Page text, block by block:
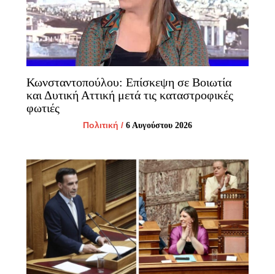
Κωνσταντοπούλου: Επίσκεψη σε Βοιωτία
και Δυτική Αττική μετά τις καταστροφικές
φωτιές
Πολιτική / 6 Αυγούστου 2026